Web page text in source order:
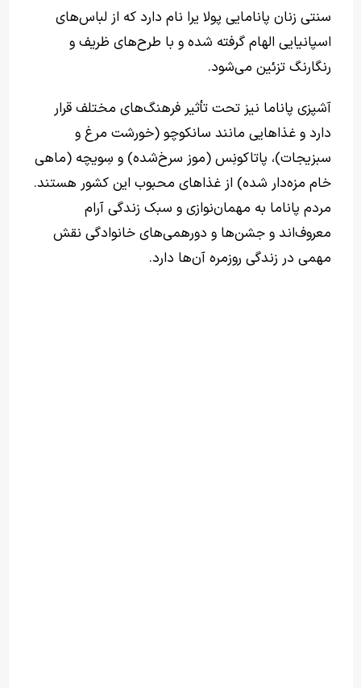
سنتی زنان پانامایی پولا یرا نام دارد که از لباس‌های
اسپانیایی الهام گرفته شده و با طرح‌های ظریف و
رنگارنگ تزئین می‌شود.
آشپزی پاناما نیز تحت تأثیر فرهنگ‌های مختلف قرار
دارد و غذاهایی مانند سانکوچو (خورشت مرغ و
سبزیجات)، پاتاکونِس (موز سرخ‌شده) و سِویچه (ماهی
خام مزه‌دار شده) از غذاهای محبوب این کشور هستند.
مردم پاناما به مهمان‌نوازی و سبک زندگی آرام
معروف‌اند و جشن‌ها و دورهمی‌های خانوادگی نقش
مهمی در زندگی روزمره آن‌ها دارد.